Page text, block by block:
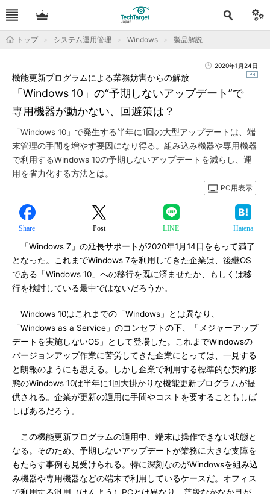
トップ システム運用管理 Windows 製品解説
2020年1月24日
「Windows 10」の“予期しないアップデート”で
専用機器が動かない、回避策は？
機能更新プログラムによる業務妨害からの解放
「Windows 10」で発生する半年に1回の大型アップデートは、端
末管理の手間を増やす要因になり得る。組み込み機器や専用機器
で利用するWindows 10の予期しないアップデートを減らし、運
用を省力化する方法とは。
PC用表示
Share Post LINE Hatena
「Windows 7」の延長サポートが2020年1月14日をもって満了
となった。これまでWindows 7を利用してきた企業は、後継OS
である「Windows 10」への移行を既に済ませたか、もしくは移
行を検討している最中ではないだろうか。
Windows 10はこれまでの「Windows」とは異なり、
「Windows as a Service」のコンセプトの下、「メジャーアップ
デートを実施しないOS」として登場した。これまでWindowsの
バージョンアップ作業に苦労してきた企業にとっては、一見する
と朗報のようにも思える。しかし企業で利用する標準的な契約形
態のWindows 10は半年に1回大掛かりな機能更新プログラムが提
供される。企業が更新の適用に手間やコストを要することもしば
しばあるだろう。
この機能更新プログラムの適用中、端末は操作できない状態と
なる。そのため、予期しないアップデートが業務に大きな支障を
もたらす事例も見受けられる。特に深刻なのがWindowsを組み込
み機器や専用機器などの端末で利用しているケースだ。オフィス